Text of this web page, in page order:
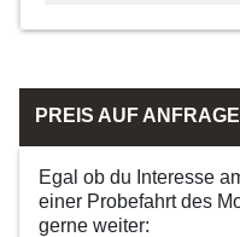
PREIS AUF ANFRAGE
Egal ob du Interesse
einer Probefahrt des
gerne weiter: